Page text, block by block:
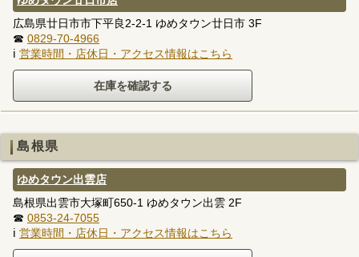
広島県廿日市市下平良2-2-1 ゆめタウン廿日市 3F
☎ 0829-70-4966
ℹ 営業時間・店休日・アクセス情報はこちら
島根県
ゆめタウン出雲店
島根県出雲市大塚町650-1 ゆめタウン出雲 2F
☎ 0853-24-7055
ℹ 営業時間・店休日・アクセス情報はこちら